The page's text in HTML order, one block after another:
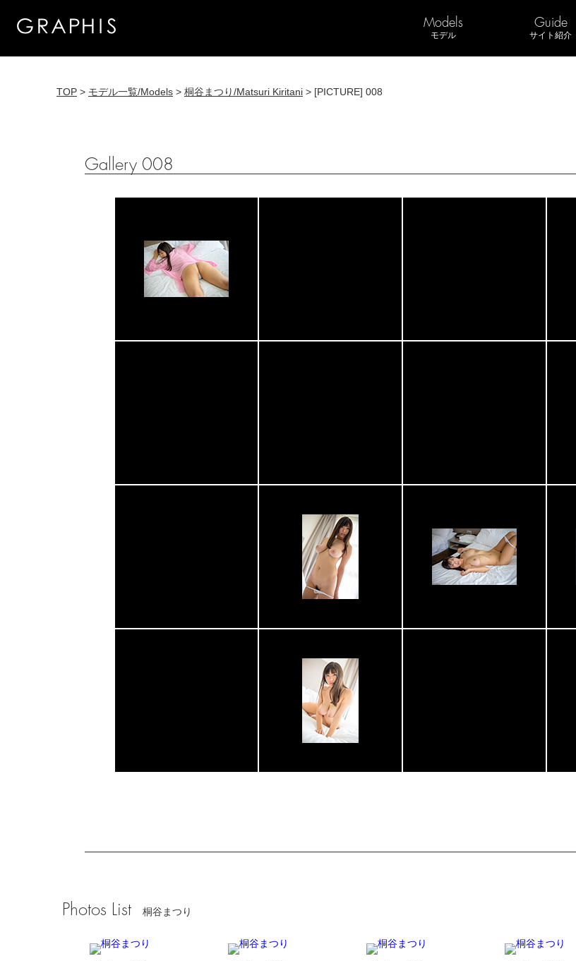
Models
モデル
Guide
サイト紹介
TOP > モデル一覧/Models > 桐谷まつり/Matsuri Kiritani > [PICTURE] 008
Gallery 008
Photos List 桐谷まつり